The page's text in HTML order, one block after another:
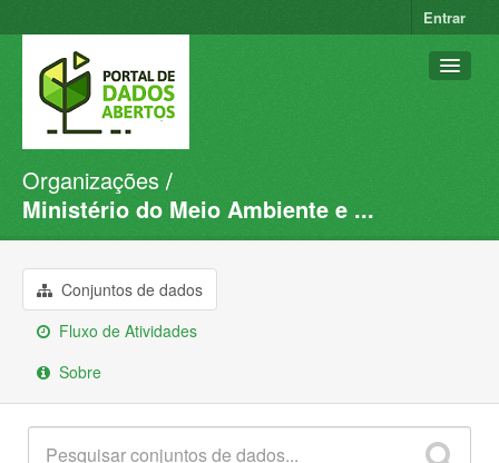
Entrar
Conjuntos de dados
Organizações
Sobre
Organizações
Ministério do Meio Ambiente e ...
Conjuntos de dados
Fluxo de Atividades
Sobre